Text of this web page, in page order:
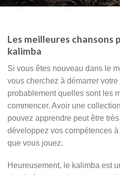
Les meilleures chansons
kalimba
Si vous êtes nouveau dans le
vous cherchez à démarrer
probablement quelles sont les
commencer. Avoir une
pouvez apprendre peut être
développez vos compétences
que vous jouez.
Heureusement, le kalimba est